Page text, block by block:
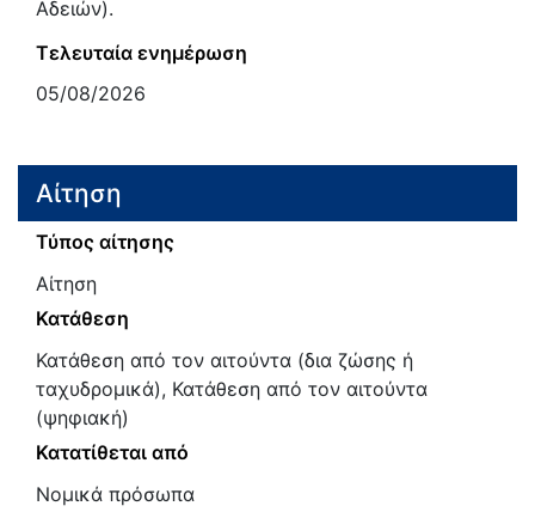
Αδειών).
Τελευταία ενημέρωση
05/08/2026
Αίτηση
Τύπος αίτησης
Αίτηση
Κατάθεση
Κατάθεση από τον αιτούντα (δια ζώσης ή
ταχυδρομικά), Κατάθεση από τον αιτούντα
(ψηφιακή)
Κατατίθεται από
Νομικά πρόσωπα